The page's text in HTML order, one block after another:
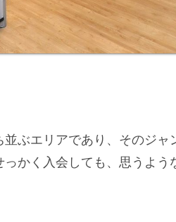
ぶエリアであり、そのジ
かく入会しても、思うよう